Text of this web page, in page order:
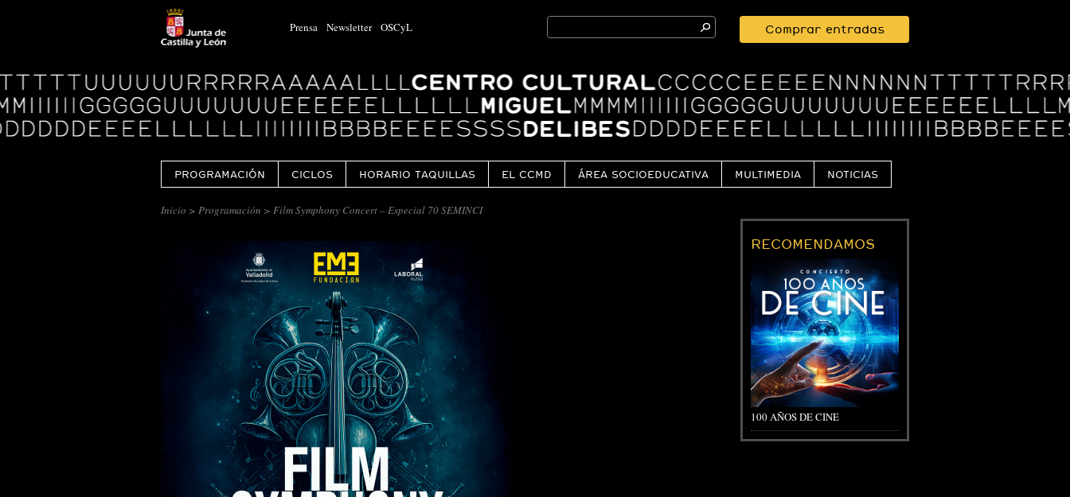
Prensa Newsletter OSCyL
Search
for:
Comprar entradas
Logo
Centro
Cultural
Miguel
Delibes
PROGRAMACIÓN CICLOS HORARIO TAQUILLAS EL CCMD ÁREA SOCIOEDUCATIVA MULTIMEDIA NOTICIAS
Inicio > Programación > Film Symphony Concert – Especial 70 SEMINCI
RECOMENDAMOS
100 AÑOS DE CINE